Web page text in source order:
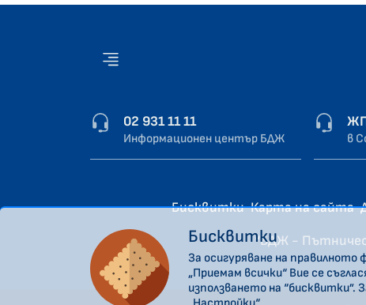
02 931 11 11
Информационен център БДЖ в
Бисквитки Карта на сайта
“БДЖ -
Бисквитки
За осигуряване на правилното
„Приемам всички“ Вие се
използването на